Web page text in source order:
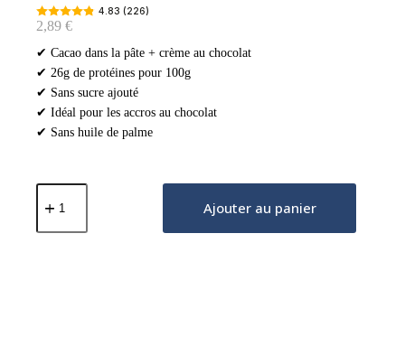
4.83 (226)
2,89 €
✔ Cacao dans la pâte + crème au chocolat
✔ 26g de protéines pour 100g
✔ Sans sucre ajouté
✔ Idéal pour les accros au chocolat
✔ Sans huile de palme
quantité
de
Pauvre
Ajouter au panier